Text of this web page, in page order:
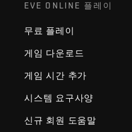
EVE ONLINE 플레이
무료 플레이
게임 다운로드
게임 시간 추가
시스템 요구사양
신규 회원 도움말